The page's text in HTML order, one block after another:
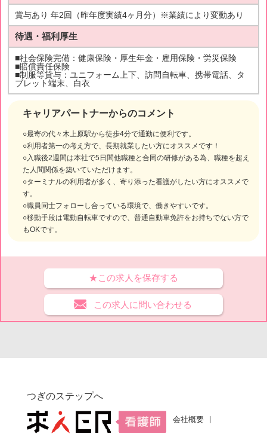
キャリアパートナーからのコメント
○最寄の代々木上原駅から徒歩4分で通勤に便利です。
○利用者第一の考え方で、長期就業したい方にオススメです！
○入職後2週間は本社で5日間他職種と合同の研修がある為、職種を超え
た人間関係を築いていただけます。
○ターミナルの利用者が多く、寄り添った看護がしたい方にオススメで
す。
○職員同士フォローし合っている環境で、働きやすいです。
○移動手段は電動自転車ですので、普通自動車免許をお持ちでない方で
もOKです。
賞与あり 年2回（昨年度実績4ヶ月分）※業績により変動あり
待遇・福利厚生
■社会保険完備：健康保険・厚生年金・雇用保険・労災保険
■賠償責任保険
■制服等貸与：ユニフォーム上下、訪問自転車、携帯電話、タ
ブレット端末、白衣
★この求人を保存する
この求人に問い合わせる
つぎのステップへ
会社概要